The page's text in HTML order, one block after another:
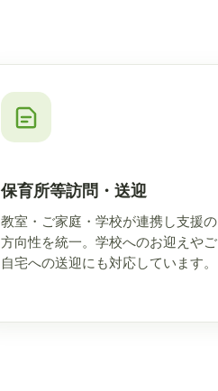
保育所等訪問・送迎
教室・ご家庭・学校が連携し支援の
方向性を統一。学校へのお迎えやご
自宅への送迎にも対応しています。